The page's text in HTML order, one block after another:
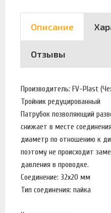
Описание
Отзывы
Производитель: FV-Plast
Тройник редуцированный
Патрубок позволяющий
снижает в месте
диаметр по отношению к
поэтому не происходит
давления в проводке.
Соединение: 32х20 мм
Тип соединения: пайка